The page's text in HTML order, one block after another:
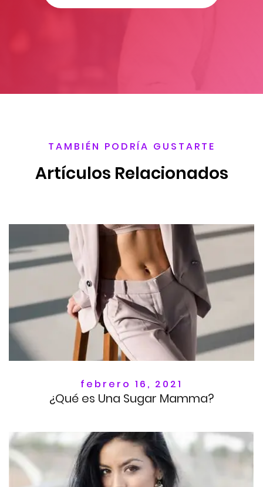
TAMBIÉN PODRÍA GUSTARTE
Artículos Relacionados
febrero 16, 2021
¿Qué es Una Sugar Mamma?